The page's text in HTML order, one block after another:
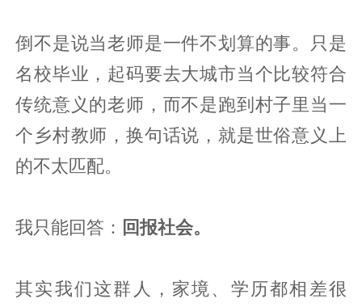
倒不是说当老师是一件不划算的事。只是
名校毕业，起码要去大城市当个比较符合
传统意义的老师，而不是跑到村子里当一
个乡村教师，换句话说，就是世俗意义上
的不太匹配。
我只能回答： 回报社会。
其实我们这群人，家境、学历都相差很